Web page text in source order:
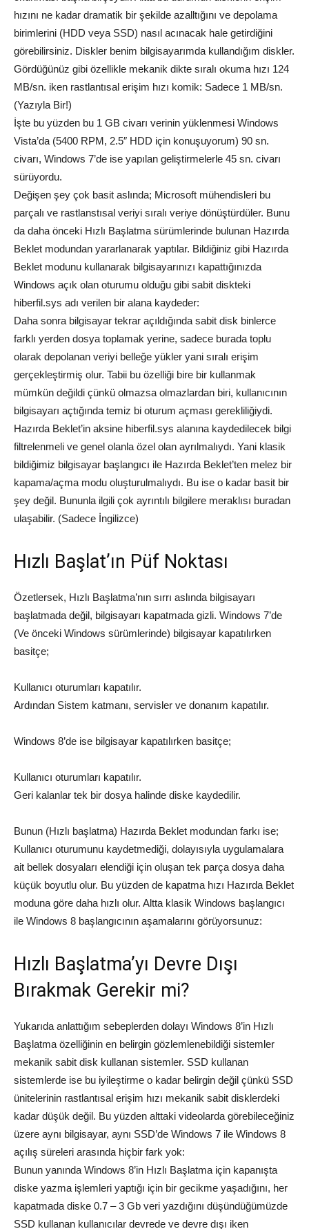
hızını ne kadar dramatik bir şekilde azalltığını ve depolama
birimlerini (HDD veya SSD) nasıl acınacak hale getirdiğini
görebilirsiniz. Diskler benim bilgisayarımda kullandığım diskler.
Gördüğünüz gibi özellikle mekanik dikte sıralı okuma hızı 124
MB/sn. iken rastlantısal erişim hızı komik: Sadece 1 MB/sn.
(Yazıyla Bir!)
İşte bu yüzden bu 1 GB civarı verinin yüklenmesi Windows
Vista’da (5400 RPM, 2.5″ HDD için konuşuyorum) 90 sn.
civarı, Windows 7’de ise yapılan geliştirmelerle 45 sn. civarı
sürüyordu.
Değişen şey çok basit aslında; Microsoft mühendisleri bu
parçalı ve rastlanstısal veriyi sıralı veriye dönüştürdüler. Bunu
da daha önceki Hızlı Başlatma sürümlerinde bulunan Hazırda
Beklet modundan yararlanarak yaptılar. Bildiğiniz gibi Hazırda
Beklet modunu kullanarak bilgisayarınızı kapattığınızda
Windows açık olan oturumu olduğu gibi sabit diskteki
hiberfil.sys adı verilen bir alana kaydeder:
Daha sonra bilgisayar tekrar açıldığında sabit disk binlerce
farklı yerden dosya toplamak yerine, sadece burada toplu
olarak depolanan veriyi belleğe yükler yani sıralı erişim
gerçekleştirmiş olur. Tabii bu özelliği bire bir kullanmak
mümkün değildi çünkü olmazsa olmazlardan biri, kullanıcının
bilgisayarı açtığında temiz bi oturum açması gerekliliğiydi.
Hazırda Beklet’in aksine hiberfil.sys alanına kaydedilecek bilgi
filtrelenmeli ve genel olanla özel olan ayrılmalıydı. Yani klasik
bildiğimiz bilgisayar başlangıcı ile Hazırda Beklet’ten melez bir
kapama/açma modu oluşturulmalıydı. Bu ise o kadar basit bir
şey değil. Bununla ilgili çok ayrıntılı bilgilere meraklısı buradan
ulaşabilir. (Sadece İngilizce)
Hızlı Başlat’ın Püf Noktası
Özetlersek, Hızlı Başlatma’nın sırrı aslında bilgisayarı
başlatmada değil, bilgisayarı kapatmada gizli. Windows 7’de
(Ve önceki Windows sürümlerinde) bilgisayar kapatılırken
basitçe;
Kullanıcı oturumları kapatılır.
Ardından Sistem katmanı, servisler ve donanım kapatılır.
Windows 8’de ise bilgisayar kapatılırken basitçe;
Kullanıcı oturumları kapatılır.
Geri kalanlar tek bir dosya halinde diske kaydedilir.
Bunun (Hızlı başlatma) Hazırda Beklet modundan farkı ise;
Kullanıcı oturumunu kaydetmediği, dolayısıyla uygulamalara
ait bellek dosyaları elendiği için oluşan tek parça dosya daha
küçük boyutlu olur. Bu yüzden de kapatma hızı Hazırda Beklet
moduna göre daha hızlı olur. Altta klasik Windows başlangıcı
ile Windows 8 başlangıcının aşamalarını görüyorsunuz:
Hızlı Başlatma’yı Devre Dışı
Bırakmak Gerekir mi?
Yukarıda anlattığım sebeplerden dolayı Windows 8’in Hızlı
Başlatma özelliğinin en belirgin gözlemlenebildiği sistemler
mekanik sabit disk kullanan sistemler. SSD kullanan
sistemlerde ise bu iyileştirme o kadar belirgin değil çünkü SSD
ünitelerinin rastlantısal erişim hızı mekanik sabit disklerdeki
kadar düşük değil. Bu yüzden alttaki videolarda görebileceğiniz
üzere aynı bilgisayar, aynı SSD’de Windows 7 ile Windows 8
açılış süreleri arasında hiçbir fark yok:
Bunun yanında Windows 8’in Hızlı Başlatma için kapanışta
diske yazma işlemleri yaptığı için bir gecikme yaşadığını, her
kapatmada diske 0.7 – 3 Gb veri yazdığını düşündüğümüzde
SSD kullanan kullanıcılar devrede ve devre dışı iken